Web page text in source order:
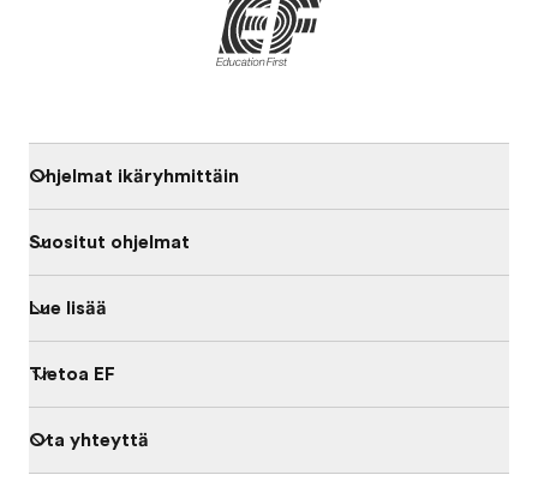
Ohjelmat ikäryhmittäin
Suositut ohjelmat
Lue lisää
Tietoa EF
Ota yhteyttä